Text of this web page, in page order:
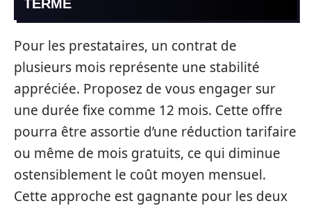
TERME
Pour les prestataires, un contrat de
plusieurs mois représente une stabilité
appréciée. Proposez de vous engager sur
une durée fixe comme 12 mois. Cette offre
pourra être assortie d’une réduction tarifaire
ou même de mois gratuits, ce qui diminue
ostensiblement le coût moyen mensuel.
Cette approche est gagnante pour les deux